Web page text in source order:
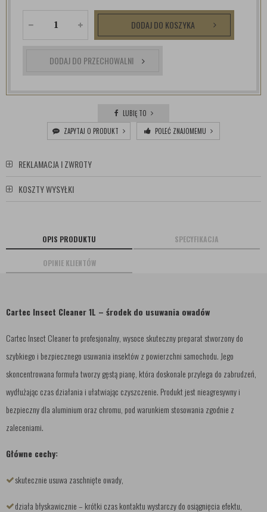
DODAJ DO KOSZYKA
DODAJ DO PRZECHOWALNI
LUBIĘ TO
ZAPYTAJ O PRODUKT
POLEĆ ZNAJOMEMU
REKLAMACJA I ZWROTY
KOSZTY WYSYŁKI
OPIS PRODUKTU SPECYFIKACJA
OPINIE KLIENTÓW
Cartec Insect Cleaner 1L – środek do usuwania owadów
Cartec Insect Cleaner to profesjonalny, wysoce skuteczny preparat stworzony do
szybkiego i bezpiecznego usuwania insektów z powierzchni samochodu. Jego
skoncentrowana formuła tworzy gęstą pianę, która doskonale przylega do zabrudzeń,
wydłużając czas działania i ułatwiając czyszczenie. Produkt jest nieagresywny i
bezpieczny dla aluminium oraz chromu, pod warunkiem stosowania zgodnie z
zaleceniami.
Główne cechy:
skutecznie usuwa zaschnięte owady,
działa błyskawicznie – krótki czas kontaktu wystarczy do osiągnięcia efektu,